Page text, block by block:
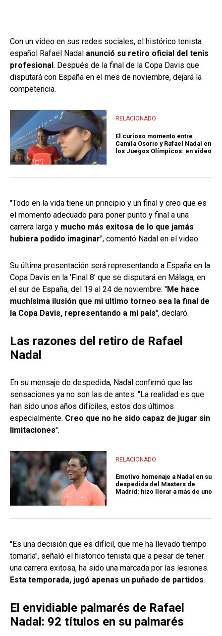
Con un video en sus redes sociales, el histórico tenista
español Rafael Nadal anunció su retiro oficial del tenis
profesional. Después de la final de la Copa Davis que
disputará con España en el mes de noviembre, dejará la
competencia.
RELACIONADO
El curioso momento entre
Camila Osorio y Rafael Nadal en
los Juegos Olímpicos: en video
"Todo en la vida tiene un principio y un final y creo que es
el momento adecuado para poner punto y final a una
carrera larga y mucho más exitosa de lo que jamás
hubiera podido imaginar", comentó Nadal en el video.
Su última presentación será representando a España en la
Copa Davis en la 'Final 8' que se disputará en Málaga, en
el sur de España, del 19 al 24 de noviembre: "Me hace
muchísima ilusión que mi ultimo torneo sea la final de
la Copa Davis, representando a mi país", declaró.
Las razones del retiro de Rafael
Nadal
En su mensaje de despedida, Nadal confirmó que las
sensaciones ya no son las de antes. "La realidad es que
han sido unos años difíciles, estos dos últimos
especialmente. Creo que no he sido capaz de jugar sin
limitaciones".
RELACIONADO
Emotivo homenaje a Nadal en su
despedida del Masters de
Madrid: hizo llorar a más de uno
"Es una decisión que es difícil, que me ha llevado tiempo
tomarla", señaló el histórico tenista que a pesar de tener
una carrera exitosa, ha sido una marcada por las lesiones.
Esta temporada, jugó apenas un puñado de partidos.
El envidiable palmarés de Rafael
Nadal: 92 títulos en su palmarés